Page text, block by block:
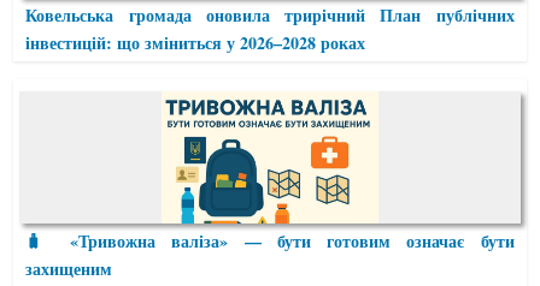
Ковельська громада оновила трирічний План публічних
інвестицій: що зміниться у 2026–2028 роках
🧳 «Тривожна валіза» — бути готовим означає бути
захищеним